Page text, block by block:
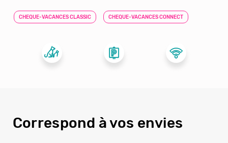
CHEQUE-VACANCES CLASSIC CHEQUE-VACANCES CONNECT
Correspond à vos envies